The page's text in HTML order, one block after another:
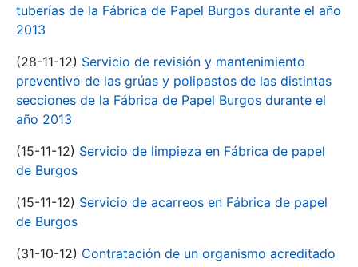
tuberías de la Fábrica de Papel Burgos durante el año
2013
(28-11-12) Servicio de revisión y mantenimiento
preventivo de las grúas y polipastos de las distintas
secciones de la Fábrica de Papel Burgos durante el
año 2013
(15-11-12) Servicio de limpieza en Fábrica de papel
de Burgos
(15-11-12) Servicio de acarreos en Fábrica de papel
de Burgos
(31-10-12) Contratación de un organismo acreditado